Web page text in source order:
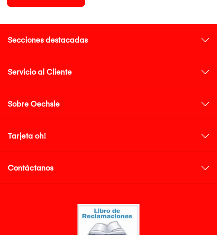
Secciones destacadas
Servicio al Cliente
Sobre Oechsle
Tarjeta oh!
Contáctanos